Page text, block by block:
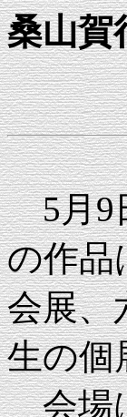
桑山
5月9
の作品
会展、
生の個
会場